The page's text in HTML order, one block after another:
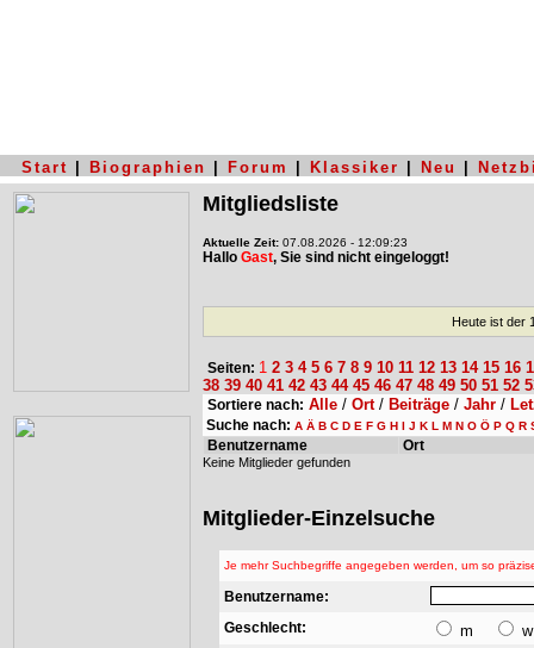
Start Biographien Forum Klassiker Neu
Mitgliedsliste
Aktuelle Zeit: 07.08.2026 - 12:09:23
Hallo Gast, Sie sind nicht eingeloggt!
Heute ist der
Seiten: 1 2 3 4 5 6 7 8 9 10 11 12 13 14 15 16
38 39 40 41 42 43 44 45 46 47 48 49 50 51 52
Sortiere nach: Alle / Ort/ Beiträge / Jahr /
Suche nach: A Ä B C D E F G H I J K L M N O Ö P Q R
Benutzername Ort
Keine Mitglieder gefunden
Mitglieder-Einzelsuche
Je mehr Suchbegriffe angegeben werden, um so
Benutzername:
Geschlecht:
m w